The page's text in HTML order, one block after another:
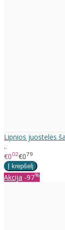
Lipnios juostelės
..
€002€079
Akcija -97%